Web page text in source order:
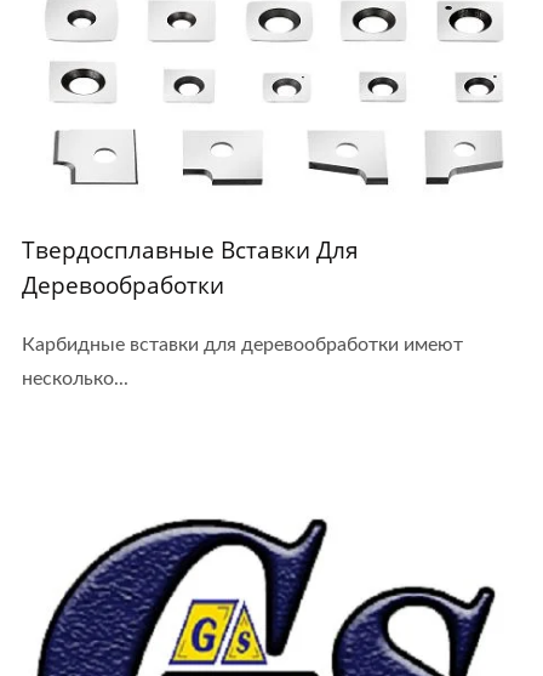
Твердосплавные Вставки Для
Деревообработки
Карбидные вставки для деревообработки имеют
несколько...